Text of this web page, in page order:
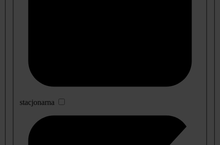
stacjonarna